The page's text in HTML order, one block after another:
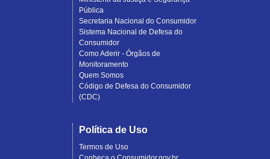
Pública
Secretaria Nacional do Consumidor
Sistema Nacional de Defesa do
Consumidor
Como Aderir - Órgãos de
Monitoramento
Quem Somos
Código de Defesa do Consumidor
(CDC)
Política de Uso
Termos de Uso